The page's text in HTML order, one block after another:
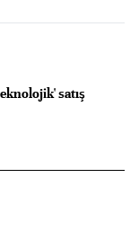
satış